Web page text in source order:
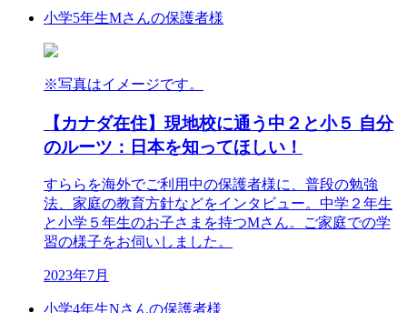
小学5年生Mさんの保護者様
※写真はイメージです。
【カナダ在住】現地校に通う中２と小５ 自分
のルーツ：日本を知ってほしい！
すららを海外でご利用中の保護者様に、普段の勉強
法、家庭の教育方針などをインタビュー。中学２年生
と小学５年生のお子さまを持つMさん。ご家庭での学
習の様子をお伺いしました。
2023年7月
小学4年生Nさんの保護者様